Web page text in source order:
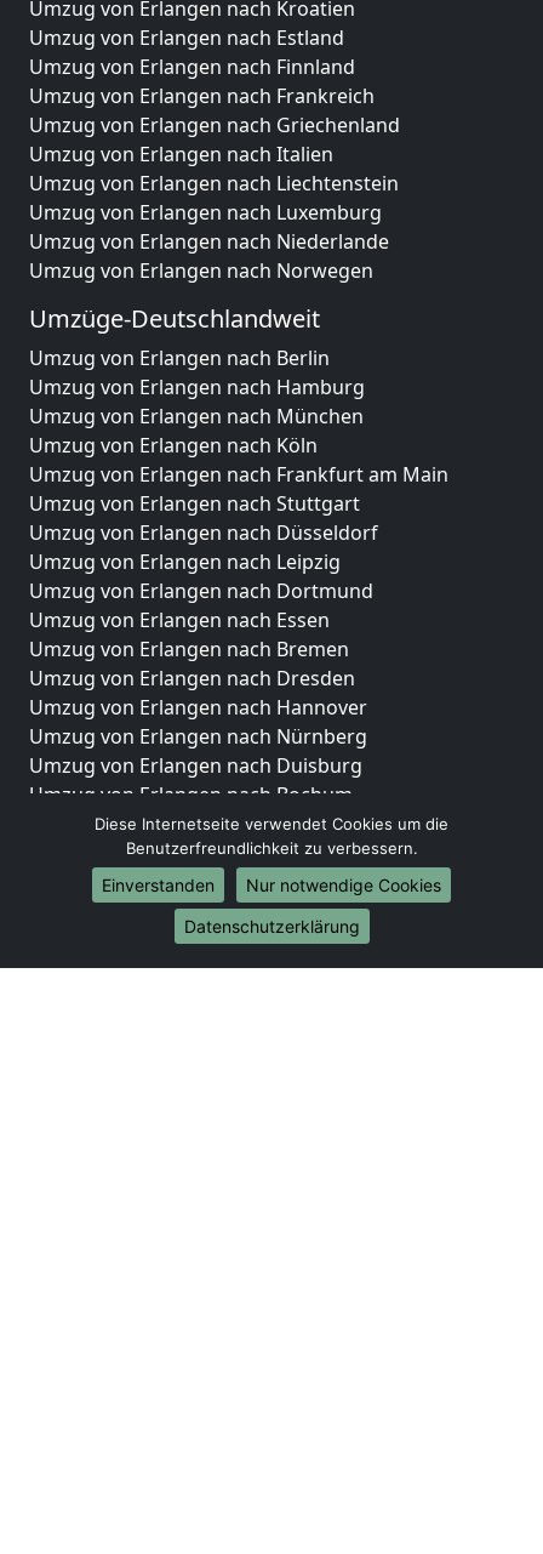
Umzug von Erlangen nach Kroatien
Umzug von Erlangen nach Estland
Umzug von Erlangen nach Finnland
Umzug von Erlangen nach Frankreich
Umzug von Erlangen nach Griechenland
Umzug von Erlangen nach Italien
Umzug von Erlangen nach Liechtenstein
Umzug von Erlangen nach Luxemburg
Umzug von Erlangen nach Niederlande
Umzug von Erlangen nach Norwegen
Umzüge-Deutschlandweit
Umzug von Erlangen nach Berlin
Umzug von Erlangen nach Hamburg
Umzug von Erlangen nach München
Umzug von Erlangen nach Köln
Umzug von Erlangen nach Frankfurt am Main
Umzug von Erlangen nach Stuttgart
Umzug von Erlangen nach Düsseldorf
Umzug von Erlangen nach Leipzig
Umzug von Erlangen nach Dortmund
Umzug von Erlangen nach Essen
Umzug von Erlangen nach Bremen
Umzug von Erlangen nach Dresden
Umzug von Erlangen nach Hannover
Umzug von Erlangen nach Nürnberg
Umzug von Erlangen nach Duisburg
Umzug von Erlangen nach Bochum
Umzug von Erlangen nach Wuppertal
Umzug von Erlangen nach Bielefeld
Umzug von Erlangen nach Bonn
Umzug von Erlangen nach Münster
Diese Internetseite verwendet Cookies um die
Benutzerfreundlichkeit zu verbessern.
Einverstanden
Nur notwendige Cookies
Datenschutzerklärung